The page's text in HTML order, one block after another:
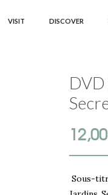
VISIT DISCOVER
Sous-